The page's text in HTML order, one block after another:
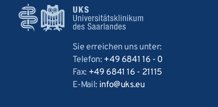
Sie erreichen uns unter:
Telefon:+49 6841 16 - 0
Fax: +49 6841 16 - 21115
E-Mail: info ukseu